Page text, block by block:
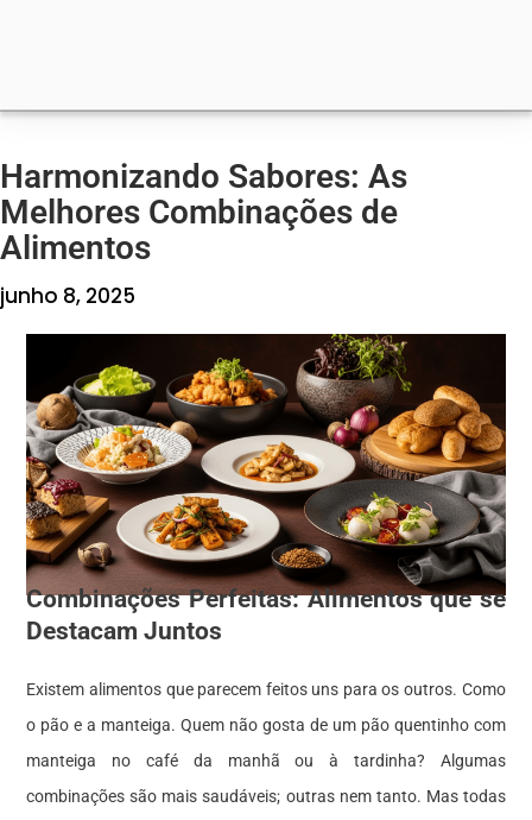
Harmonizando Sabores: As
Melhores Combinações de
Alimentos
junho 8, 2025
Combinações Perfeitas: Alimentos que se
Destacam Juntos
Existem alimentos que parecem feitos uns para os outros. Como
o pão e a manteiga. Quem não gosta de um pão quentinho com
manteiga no café da manhã ou à tardinha? Algumas
combinações são mais saudáveis; outras nem tanto. Mas todas